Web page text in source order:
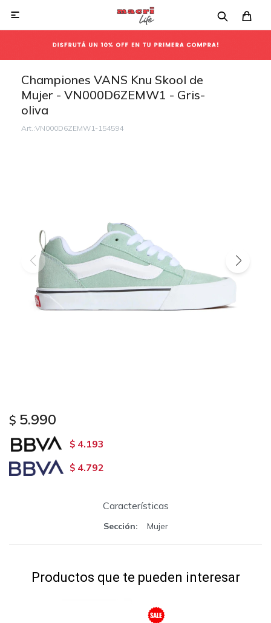

Championes VANS Knu Skool de
Mujer - VN000D6ZEMW1 - Gris-
oliva
VN000D6ZEMW1-154594
$ 5.990
$ 4.193
$ 4.792
Características
Sección Mujer
Productos que te pueden interesar